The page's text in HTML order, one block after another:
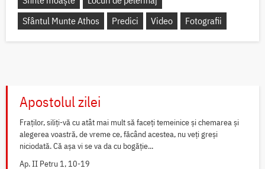
Sfântul Munte Athos
Predici Video Fotografii
Apostolul zilei
Fraților, siliți-vă cu atât mai mult să faceți temeinice și chemarea și
alegerea voastră, de vreme ce, făcând acestea, nu veți greși
niciodată. Că așa vi se va da cu bogăție...
Ap. II Petru 1, 10-19